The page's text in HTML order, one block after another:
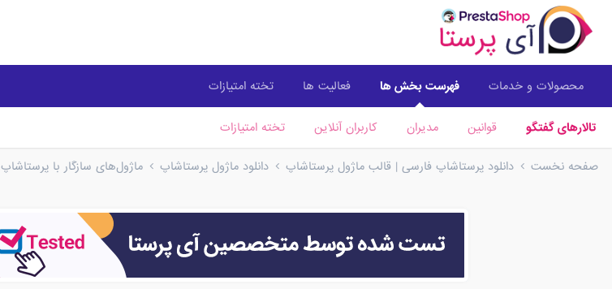
محصولات و خدمات فهرست بخش ها
تالارهای گفتگو قوانین مدیران کاربران آنلاین تخته امتیازات
فعالیت ها تخته امتیازات
صفحه نخست دانلود پرستاشاپ فارسی | قالب ماژول پرستاشاپ دانلود ماژول پرستاشاپ ماژول‌های سازگار با پرستاشاپ 1.6